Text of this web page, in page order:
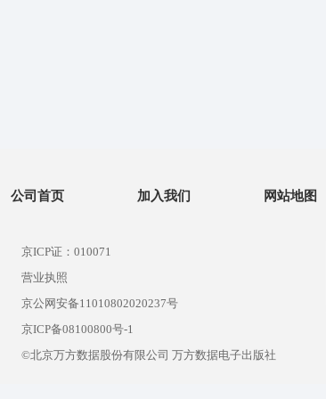
公司首页 加入我们 网站地图
京ICP证：010071
营业执照
京公网安备11010802020237号
京ICP备08100800号-1
©北京万方数据股份有限公司 万方数据电子出版社